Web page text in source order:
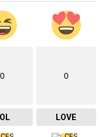
0 0
LOVE